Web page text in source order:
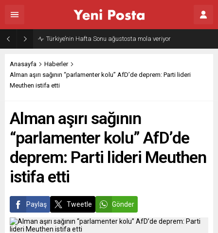
Türkiye’nin Hafta Sonu ağustosta mola veriyor
Anasayfa
Haberler
Alman aşırı sağının “parlamenter kolu” AfD’de deprem: Parti lideri
Meuthen istifa etti
Alman aşırı sağının
“parlamenter kolu” AfD’de
deprem: Parti lideri Meuthen
istifa etti
Paylaş Tweetle Gönder